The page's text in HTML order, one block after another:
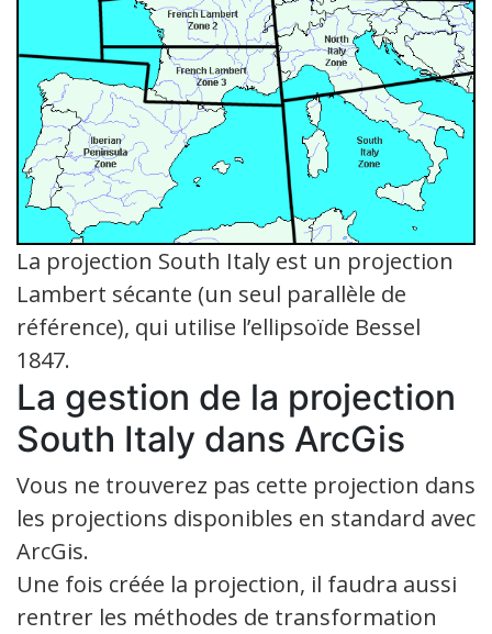
La projection South Italy est un projection
Lambert sécante (un seul parallèle de
référence), qui utilise l’ellipsoïde Bessel
1847.
La gestion de la projection
South Italy dans ArcGis
Vous ne trouverez pas cette projection dans
les projections disponibles en standard avec
ArcGis.
Une fois créée la projection, il faudra aussi
rentrer les méthodes de transformation